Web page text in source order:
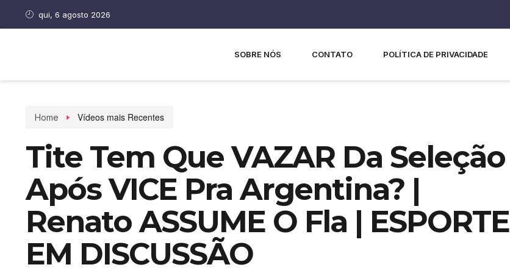
qui, 6 agosto 2026
SOBRE NÓS CONTATO POLÍTICA DE PRIVACIDADE
Home Vídeos mais Recentes
Tite Tem Que VAZAR Da Seleção
Após VICE Pra Argentina? |
Renato ASSUME O Fla | ESPORTE
EM DISCUSSÃO